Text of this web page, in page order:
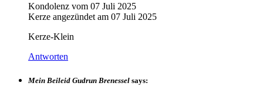
Kondolenz vom 07 Juli 2025
Kerze angezündet am 07 Juli 2025
Kerze-Klein
Antworten
Mein Beileid Gudrun Brenessel says: